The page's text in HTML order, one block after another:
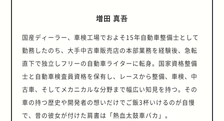
増田 真吾
国産ディーラー、車検工場でおよそ15年自動車整備士として
勤務したのち、大手中古車販売店の本部業務を経験後、急転
直下で独立しフリーの自動車ライターに転身。国家資格整備
士と自動車検査員資格を保有し、レースから整備、車検、中
古車、そしてメカニカルな分野まで幅広い知見を持つ。その
車の持つ歴史や開発者の想いだけでご飯3杯いけるのが自慢
で、昔の彼女が付けた肩書は「熱血太鼓車バカ」。